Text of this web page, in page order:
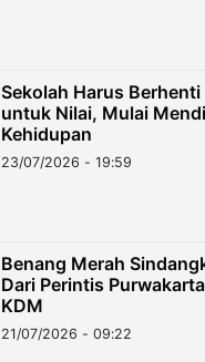
Sekolah Harus
untuk Nilai, Mulai
Kehidupan
23/07/2026 - 19:59
Benang Merah
Dari Perintis
KDM
21/07/2026 - 09:22